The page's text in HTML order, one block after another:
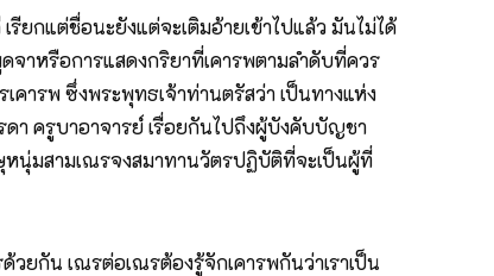
ยกแต่ชื่อนะยังแต่จะเติมอ้ายเข้าไปแล้ว มันไม่ได้
ดจาหรือการแสดงกริยาที่เคารพตามลำดับที่ควร
คารพ ซึ่งพระพุทธเจ้าท่านตรัสว่า เป็นทางแห่ง
ดา ครูบาอาจารย์ เรื่อยกันไปถึงผู้บังคับบัญชา
หนุ่มสามเณรจงสมาทานวัตรปฏิบัติที่จะเป็นผู้ที่
วยกัน เณรต่อเณรต้องรู้จักเคารพกันว่าเราเป็น